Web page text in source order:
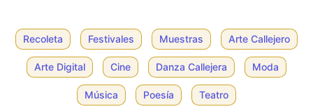
Recoleta Festivales Muestras Arte Callejero
Arte Digital Cine Danza Callejera Moda
Música Poesía Teatro